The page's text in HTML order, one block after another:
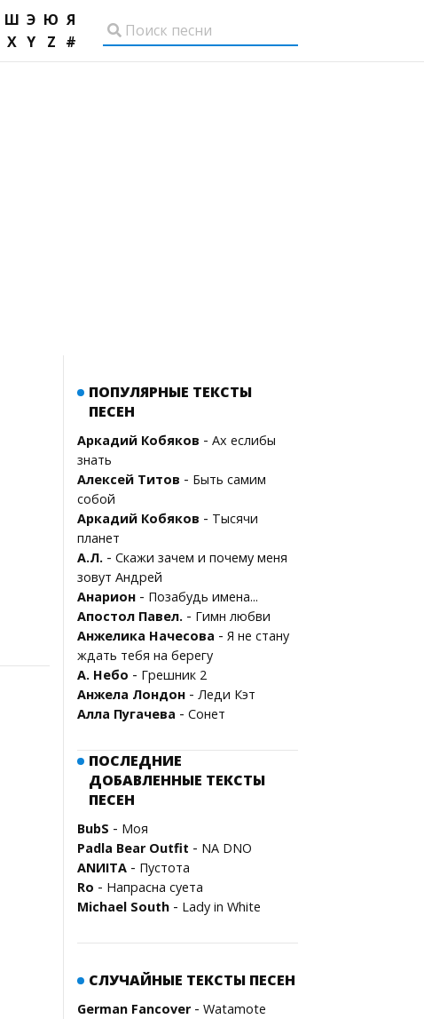
Ш Э Ю Я
X Y Z #
ПОПУЛЯРНЫЕ ТЕКСТЫ
ПЕСЕН
Аркадий Кобяков - Ах еслибы
знать
Алексей Титов - Быть самим
собой
Аркадий Кобяков - Тысячи
планет
А.Л. - Скажи зачем и почему меня
зовут Андрей
Анарион - Позабудь имена...
Апостол Павел. - Гимн любви
Анжелика Начесова - Я не стану
ждать тебя на берегу
А. Небо - Грешник 2
Анжела Лондон - Леди Кэт
Алла Пугачева - Сонет
ПОСЛЕДНИЕ
ДОБАВЛЕННЫЕ ТЕКСТЫ
ПЕСЕН
BubS - Моя
Padla Bear Outfit - NA DNO
ANИITA - Пустота
Ro - Напрасна cуета
Michael South - Lady in White
СЛУЧАЙНЫЕ ТЕКСТЫ ПЕСЕН
German Fancover- Watamote